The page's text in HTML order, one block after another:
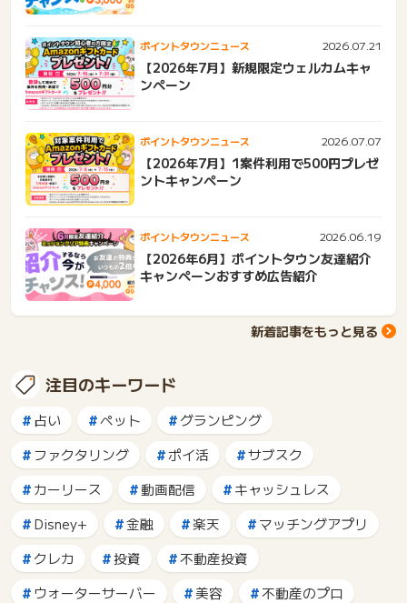
ポイントタウンニュース 2026.07.21
【2026年7月】新規限定ウェルカムキャ
ンペーン
ポイントタウンニュース 2026.07.07
【2026年7月】1案件利用で500円プレゼ
ントキャンペーン
ポイントタウンニュース 2026.06.19
【2026年6月】ポイントタウン友達紹介
キャンペーンおすすめ広告紹介
新着記事をもっと見る
注目のキーワード
占い ペット
グランピング
ファクタリング
ポイ活
サブスク
カーリース
動画配信
キャッシュレス
Disney+
金融 楽天
マッチングアプリ
クレカ
投資
不動産投資
ウォーターサーバー
美容
不動産のプロ